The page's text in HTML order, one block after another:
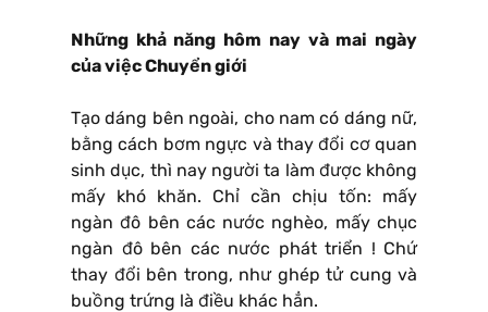
Những khả năng hôm nay và mai ngày
của việc Chuyển giới
Tạo dáng bên ngoài, cho nam có dáng nữ,
bằng cách bơm ngực và thay đổi cơ quan
sinh dục, thì nay người ta làm được không
mấy khó khăn. Chỉ cần chịu tốn: mấy
ngàn đô bên các nước nghèo, mấy chục
ngàn đô bên các nước phát triển ! Chứ
thay đổi bên trong, như ghép tử cung và
buồng trứng là điều khác hẳn.